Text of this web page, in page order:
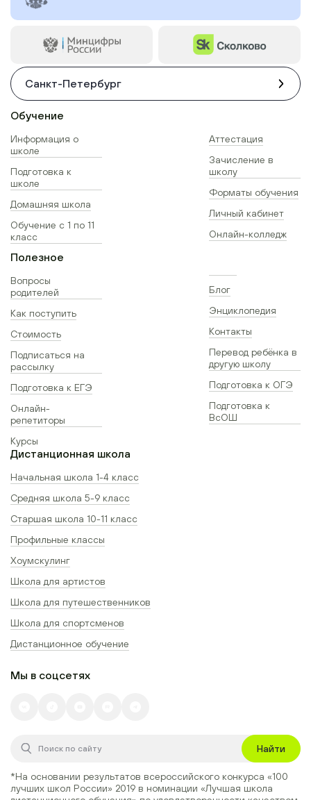
Санкт-Петербург
Обучение
Информация о
школе
Подготовка к
школе
Домашняя школа
Обучение с 1 по 11
класс
Аттестация
Зачисление в
школу
Форматы обучения
Личный кабинет
Онлайн-колледж
Полезное
Вопросы
родителей
Как поступить
Стоимость
Подписаться на
рассылку
Подготовка к ЕГЭ
Онлайн-
репетиторы
Курсы
Блог
Энциклопедия
Контакты
Перевод ребёнка в
другую школу
Подготовка к ОГЭ
Подготовка к
ВсОШ
Дистанционная школа
Начальная школа 1-4 класс
Средняя школа 5-9 класс
Старшая школа 10-11 класс
Профильные классы
Хоумскулинг
Школа для артистов
Школа для путешественников
Школа для спортсменов
Дистанционное обучение
Мы в соцсетях
Найти
*На основании результатов всероссийского конкурса «100
лучших школ России» 2019 в номинации «Лучшая школа